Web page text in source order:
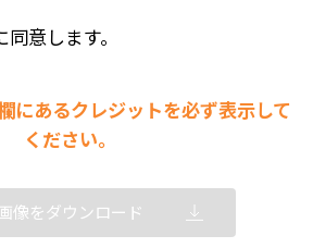
意します。
にあるクレジットを必ず表示して
ください。
像をダウンロード